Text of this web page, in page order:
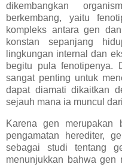
dikembangkan
berkembang, yaitu
kompleks antara gen
konstan sepanjang
lingkungan internal dan
begitu pula fenotipenya.
sangat penting untuk
dapat diamati dikaitkan
sejauh mana ia muncul
Karena gen merupakan
pengamatan herediter,
sebagai studi tentang
menunjukkan bahwa gen